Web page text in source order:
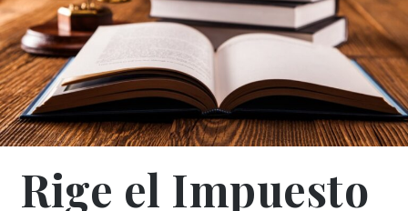
Rige el Impuesto